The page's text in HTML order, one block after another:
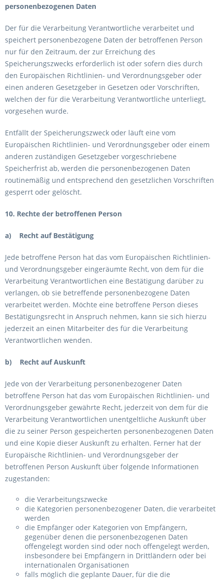
personenbezogenen Daten
Der für die Verarbeitung Verantwortliche verarbeitet und
speichert personenbezogene Daten der betroffenen Person
nur für den Zeitraum, der zur Erreichung des
Speicherungszwecks erforderlich ist oder sofern dies durch
den Europäischen Richtlinien- und Verordnungsgeber oder
einen anderen Gesetzgeber in Gesetzen oder Vorschriften,
welchen der für die Verarbeitung Verantwortliche unterliegt,
vorgesehen wurde.
Entfällt der Speicherungszweck oder läuft eine vom
Europäischen Richtlinien- und Verordnungsgeber oder einem
anderen zuständigen Gesetzgeber vorgeschriebene
Speicherfrist ab, werden die personenbezogenen Daten
routinemäßig und entsprechend den gesetzlichen Vorschriften
gesperrt oder gelöscht.
10. Rechte der betroffenen Person
a) Recht auf Bestätigung
Jede betroffene Person hat das vom Europäischen Richtlinien-
und Verordnungsgeber eingeräumte Recht, von dem für die
Verarbeitung Verantwortlichen eine Bestätigung darüber zu
verlangen, ob sie betreffende personenbezogene Daten
verarbeitet werden. Möchte eine betroffene Person dieses
Bestätigungsrecht in Anspruch nehmen, kann sie sich hierzu
jederzeit an einen Mitarbeiter des für die Verarbeitung
Verantwortlichen wenden.
b) Recht auf Auskunft
Jede von der Verarbeitung personenbezogener Daten
betroffene Person hat das vom Europäischen Richtlinien- und
Verordnungsgeber gewährte Recht, jederzeit von dem für die
Verarbeitung Verantwortlichen unentgeltliche Auskunft über
die zu seiner Person gespeicherten personenbezogenen Daten
und eine Kopie dieser Auskunft zu erhalten. Ferner hat der
Europäische Richtlinien- und Verordnungsgeber der
betroffenen Person Auskunft über folgende Informationen
zugestanden:
die Verarbeitungszwecke
die Kategorien personenbezogener Daten, die verarbeitet
werden
die Empfänger oder Kategorien von Empfängern,
gegenüber denen die personenbezogenen Daten
offengelegt worden sind oder noch offengelegt werden,
insbesondere bei Empfängern in Drittländern oder bei
internationalen Organisationen
falls möglich die geplante Dauer, für die die